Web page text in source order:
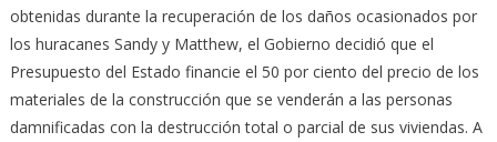
obtenidas durante la recuperación de los daños ocasionados por
los huracanes Sandy y Matthew, el Gobierno decidió que el
Presupuesto del Estado financie el 50 por ciento del precio de los
materiales de la construcción que se venderán a las personas
damnificadas con la destrucción total o parcial de sus viviendas. A